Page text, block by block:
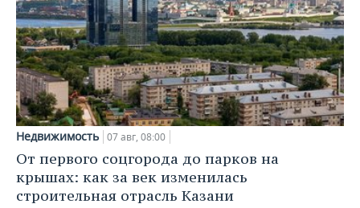
Недвижимость 07 авг, 08:00
От первого соцгорода до парков на
крышах: как за век изменилась
строительная отрасль Казани